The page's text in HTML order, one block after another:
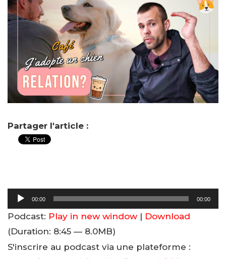
Partager l'article :
Lecteur
audio
00:00 00:00
Podcast: Play in new window | Download
(Duration: 8:45 — 8.0MB)
S'inscrire au podcast via une plateforme :